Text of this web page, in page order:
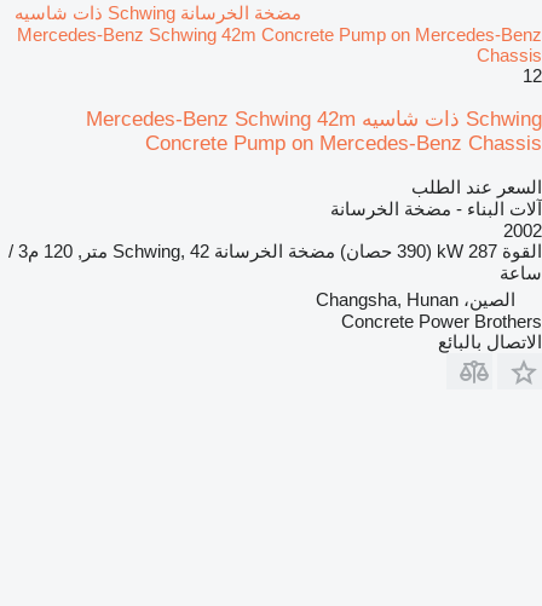
مضخة الخرسانة Schwing ذات شاسيه
Mercedes-Benz Schwing 42m Concrete Pump on Mercedes-Benz
Chassis
12
Schwing ذات شاسيه Mercedes-Benz Schwing 42m
Concrete Pump on Mercedes-Benz Chassis
السعر عند الطلب
آلات البناء - مضخة الخرسانة
2002
القوة 287 kW (390 حصان) مضخة الخرسانة
Schwing, 42 متر, 120 م3 /
ساعة
الصين، Changsha, Hunan
Concrete Power Brothers
الاتصال بالبائع